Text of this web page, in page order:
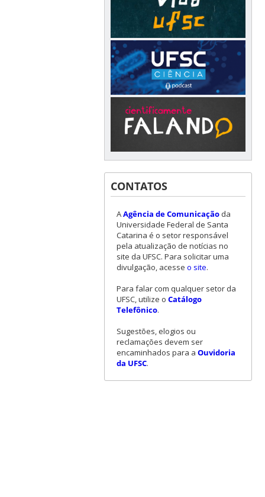
CONTATOS
AAgência de Comunicaçãoda
Universidade Federal de Santa
Catarina é o setor responsável
pela atualização de notícias no
site da UFSC. Para solicitar uma
divulgação, acesse o site.
Para falar com qualquer setor da
UFSC, utilize o Catálogo
Telefônico.
Sugestões, elogios ou
reclamações devem ser
encaminhados para a Ouvidoria
da UFSC.